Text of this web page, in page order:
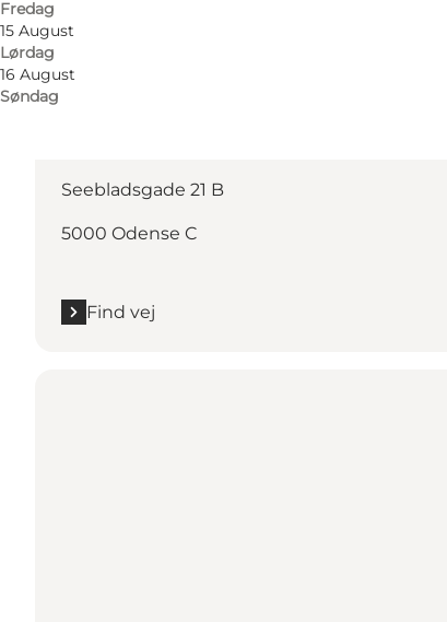
Fredag
15 August
Lørdag
16 August
Søndag
Seebladsgade 21 B
5000 Odense C
Find vej